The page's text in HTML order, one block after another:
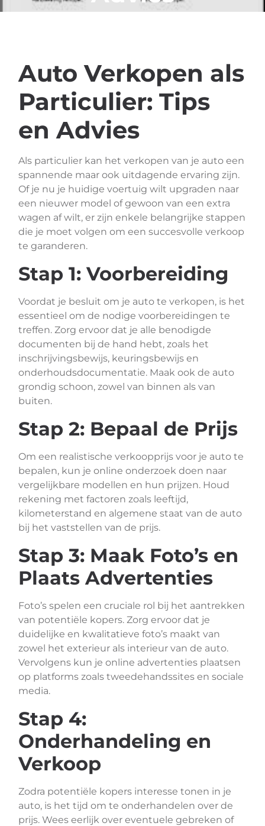
Auto Verkopen als
Particulier: Tips
en Advies
Als particulier kan het verkopen van je auto een
spannende maar ook uitdagende ervaring zijn.
Of je nu je huidige voertuig wilt upgraden naar
een nieuwer model of gewoon van een extra
wagen af wilt, er zijn enkele belangrijke stappen
die je moet volgen om een succesvolle verkoop
te garanderen.
Stap 1: Voorbereiding
Voordat je besluit om je auto te verkopen, is het
essentieel om de nodige voorbereidingen te
treffen. Zorg ervoor dat je alle benodigde
documenten bij de hand hebt, zoals het
inschrijvingsbewijs, keuringsbewijs en
onderhoudsdocumentatie. Maak ook de auto
grondig schoon, zowel van binnen als van
buiten.
Stap 2: Bepaal de Prijs
Om een realistische verkoopprijs voor je auto te
bepalen, kun je online onderzoek doen naar
vergelijkbare modellen en hun prijzen. Houd
rekening met factoren zoals leeftijd,
kilometerstand en algemene staat van de auto
bij het vaststellen van de prijs.
Stap 3: Maak Foto’s en
Plaats Advertenties
Foto’s spelen een cruciale rol bij het aantrekken
van potentiële kopers. Zorg ervoor dat je
duidelijke en kwalitatieve foto’s maakt van
zowel het exterieur als interieur van de auto.
Vervolgens kun je online advertenties plaatsen
op platforms zoals tweedehandssites en sociale
media.
Stap 4:
Onderhandeling en
Verkoop
Zodra potentiële kopers interesse tonen in je
auto, is het tijd om te onderhandelen over de
prijs. Wees eerlijk over eventuele gebreken of